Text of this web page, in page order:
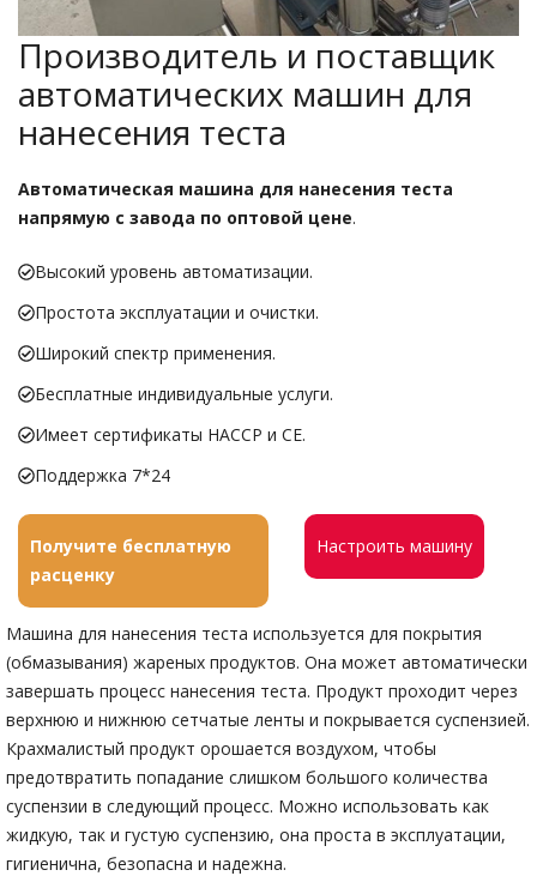
Производитель и поставщик
автоматических машин для
нанесения теста
Автоматическая машина для нанесения теста
напрямую с завода по оптовой цене.
Высокий уровень автоматизации.
Простота эксплуатации и очистки.
Широкий спектр применения.
Бесплатные индивидуальные услуги.
Имеет сертификаты HACCP и CE.
Поддержка 7*24
Получите бесплатную
расценку
Настроить машину
Машина для нанесения теста используется для покрытия
(обмазывания) жареных продуктов. Она может автоматически
завершать процесс нанесения теста. Продукт проходит через
верхнюю и нижнюю сетчатые ленты и покрывается суспензией.
Крахмалистый продукт орошается воздухом, чтобы
предотвратить попадание слишком большого количества
суспензии в следующий процесс. Можно использовать как
жидкую, так и густую суспензию, она проста в эксплуатации,
гигиенична, безопасна и надежна.